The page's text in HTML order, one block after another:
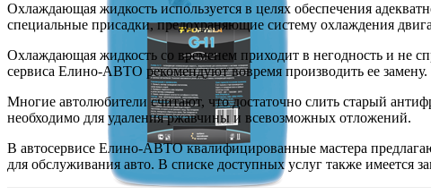
Охлаждающая жидкость используется в целях обеспечения
специальные присадки, предохраняющие систему охлаждения
Охлаждающая жидкость со временем приходит в негодность и не
сервиса Елино-АВТО рекомендуют вовремя производить ее замену.
Многие автолюбители считают, что достаточно слить старый
необходимо для удаления ржавчины и всевозможных отложений.
В автосервисе Елино-АВТО квалифицированные мастера
для обслуживания авто. В списке доступных услуг также имеется